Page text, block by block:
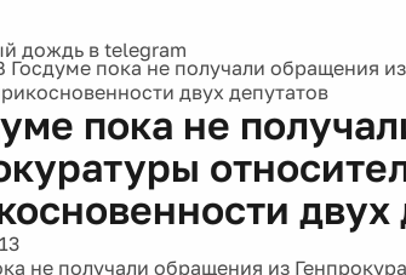
Госдуме пока не получали обращения
двух депутатов
пока не
двух
не получали обращения из